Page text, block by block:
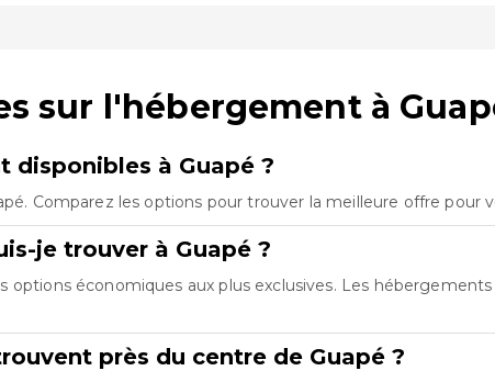
sur l'hébergement à
disponibles à Guapé ?
Comparez les options pour trouver la meilleure offre pour
je trouver à Guapé ?
options économiques aux plus exclusives. Les
près du centre de Guapé ?